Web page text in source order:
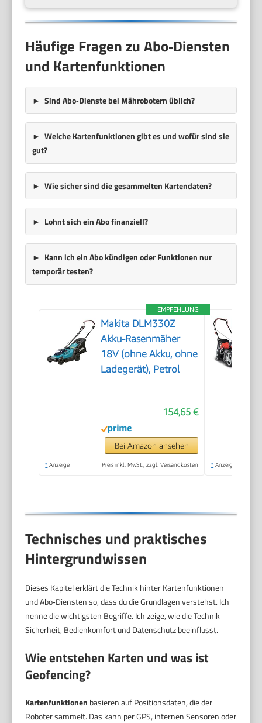
Häufige Fragen zu Abo‑Diensten
und Kartenfunktionen
Sind Abo‑Dienste bei Mährobotern üblich?
Welche Kartenfunktionen gibt es und wofür sind sie
gut?
Wie sicher sind die gesammelten Kartendaten?
Lohnt sich ein Abo finanziell?
Kann ich ein Abo kündigen oder Funktionen nur
temporär testen?
EMPFEHLUNG
Makita DLM330Z
Akku-Rasenmäher
18V (ohne Akku, ohne
Ladegerät), Petrol
154,65 €
Bei Amazon ansehen
* Anzeige Preis inkl. MwSt., zzgl. Versandkosten * Anzeige
Technisches und praktisches
Hintergrundwissen
Dieses Kapitel erklärt die Technik hinter Kartenfunktionen
und Abo‑Diensten so, dass du die Grundlagen verstehst. Ich
nenne die wichtigsten Begriffe. Ich zeige, wie die Technik
Sicherheit, Bedienkomfort und Datenschutz beeinflusst.
Wie entstehen Karten und was ist
Geofencing?
Kartenfunktionen basieren auf Positionsdaten, die der
Roboter sammelt. Das kann per GPS, internen Sensoren oder